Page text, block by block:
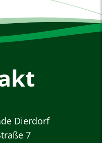
Dierdorf
7